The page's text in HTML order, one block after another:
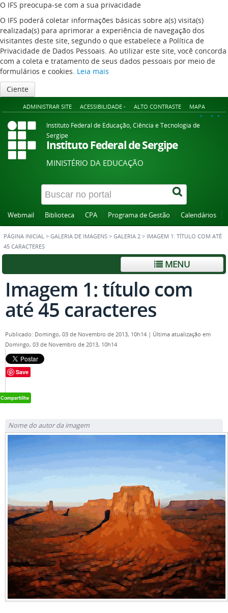
O IFS preocupa-se com a sua privacidade
O IFS poderá coletar informações básicas sobre a(s) visita(s)
realizada(s) para aprimorar a experiência de navegação dos
visitantes deste site, segundo o que estabelece a Política de
Privacidade de Dados Pessoais. Ao utilizar este site, você concorda
com a coleta e tratamento de seus dados pessoais por meio de
formulários e cookies. Leia mais
Ciente
ADMINISTRAR SITE ACESSIBILIDADE - ALTO CONTRASTE MAPA
A+ A A-
Instituto Federal de Educação, Ciência e Tecnologia de
Sergipe
Instituto Federal de Sergipe
MINISTÉRIO DA EDUCAÇÃO
Webmail Biblioteca CPA Programa de Gestão Calendários
PÁGINA INICIAL > GALERIA DE IMAGENS > GALERIA 2 > IMAGEM 1: TÍTULO COM ATÉ
45 CARACTERES
MENU
Imagem 1: título com
até 45 caracteres
Publicado: Domingo, 03 de Novembro de 2013, 10h14 | Última atualização em
Domingo, 03 de Novembro de 2013, 10h14
Save
Nome do autor da imagem